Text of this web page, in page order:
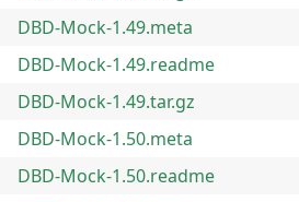
DBD-Mock-1.49.meta
DBD-Mock-1.49.readme
DBD-Mock-1.49.tar.gz
DBD-Mock-1.50.meta
DBD-Mock-1.50.readme